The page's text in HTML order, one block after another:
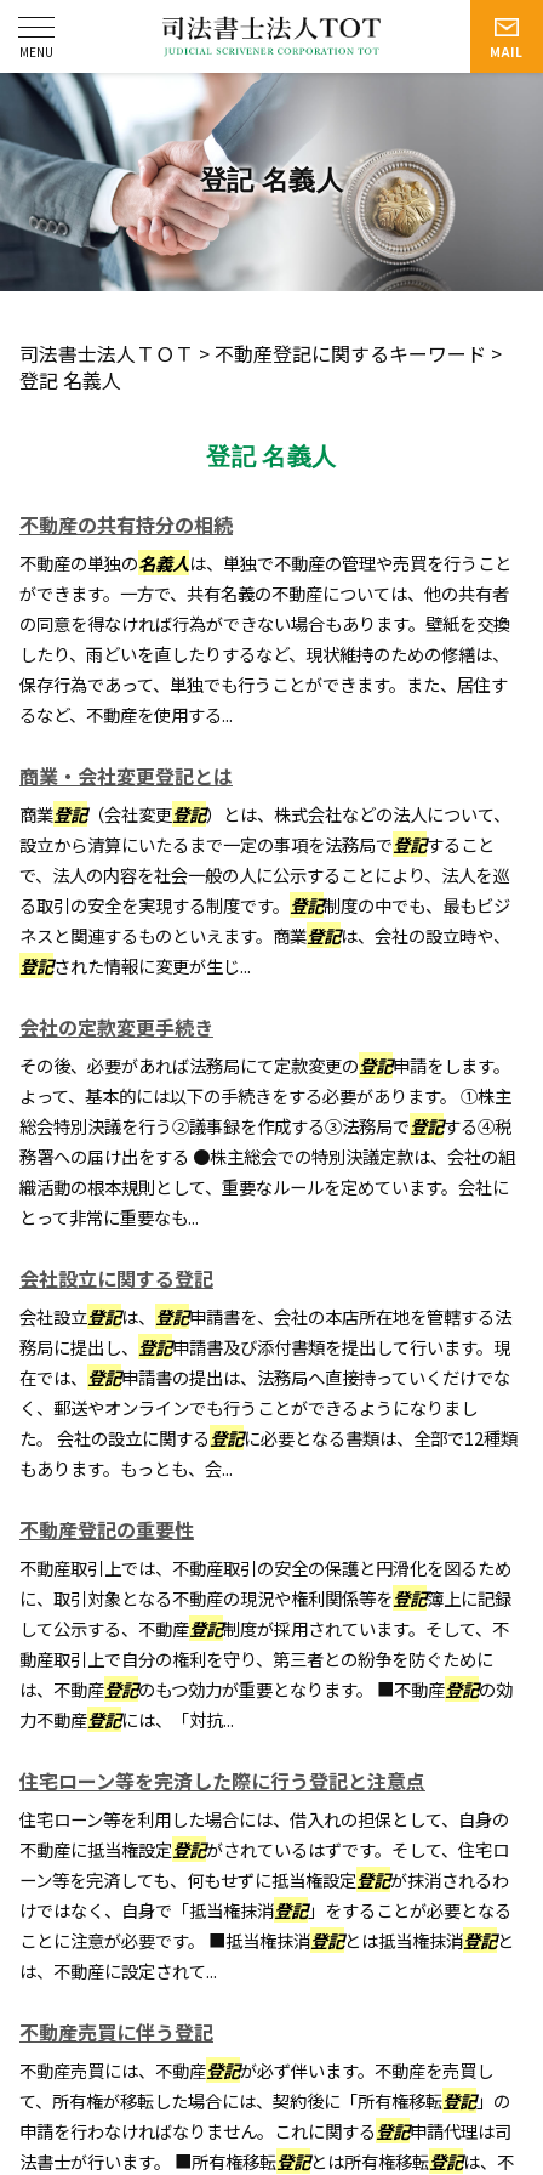
登記 名義人
司法書士法人ＴＯＴ >不動産登記に関するキーワード >
登記 名義人
登記 名義人
不動産の共有持分の相続
不動産の単独の名義人は、単独で不動産の管理や売買を行うこと
ができます。一方で、共有名義の不動産については、他の共有者
の同意を得なければ行為ができない場合もあります。壁紙を交換
したり、雨どいを直したりするなど、現状維持のための修繕は、
保存行為であって、単独でも行うことができます。また、居住す
るなど、不動産を使用する...
商業・会社変更登記とは
商業登記（会社変更登記）とは、株式会社などの法人について、
設立から清算にいたるまで一定の事項を法務局で登記すること
で、法人の内容を社会一般の人に公示することにより、法人を巡
る取引の安全を実現する制度です。 登記制度の中でも、最もビジ
ネスと関連するものといえます。商業登記は、会社の設立時や、
登記された情報に変更が生じ...
会社の定款変更手続き
その後、必要があれば法務局にて定款変更の登記申請をします。
よって、基本的には以下の手続きをする必要があります。 ①株主
総会特別決議を行う②議事録を作成する③法務局で登記する④税
務署への届け出をする ●株主総会での特別決議定款は、会社の組
織活動の根本規則として、重要なルールを定めています。会社に
とって非常に重要なも...
会社設立に関する登記
会社設立登記は、 登記申請書を、会社の本店所在地を管轄する法
務局に提出し、 登記申請書及び添付書類を提出して行います。現
在では、 登記申請書の提出は、法務局へ直接持っていくだけでな
く、郵送やオンラインでも行うことができるようになりまし
た。 会社の設立に関する登記に必要となる書類は、全部で12種類
もあります。もっとも、会...
不動産登記の重要性
不動産取引上では、不動産取引の安全の保護と円滑化を図るため
に、取引対象となる不動産の現況や権利関係等を登記簿上に記録
して公示する、不動産登記制度が採用されています。そして、不
動産取引上で自分の権利を守り、第三者との紛争を防ぐために
は、不動産登記のもつ効力が重要となります。 ■不動産登記の効
力不動産登記には、「対抗...
住宅ローン等を完済した際に行う登記と注意点
住宅ローン等を利用した場合には、借入れの担保として、自身の
不動産に抵当権設定登記がされているはずです。そして、住宅ロ
ーン等を完済しても、何もせずに抵当権設定登記が抹消されるわ
けではなく、自身で「抵当権抹消登記」をすることが必要となる
ことに注意が必要です。 ■抵当権抹消登記とは抵当権抹消登記と
は、不動産に設定されて...
不動産売買に伴う登記
不動産売買には、不動産登記が必ず伴います。不動産を売買し
て、所有権が移転した場合には、契約後に「所有権移転登記」の
申請を行わなければなりません。これに関する登記申請代理は司
法書士が行います。 ■所有権移転登記とは所有権移転登記は、不